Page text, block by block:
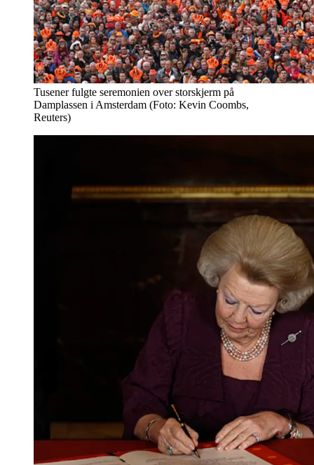
Tusener fulgte seremonien over storskjerm på
Damplassen i Amsterdam (Foto: Kevin Coombs,
Reuters)